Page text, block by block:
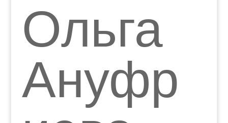
Ольга
Ануфр